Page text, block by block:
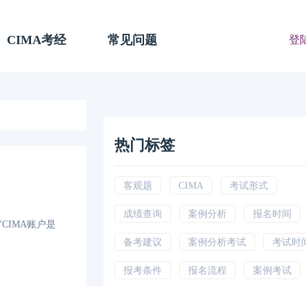
CIMA考经 常见问题 登
账户是
热门标签
客观题 CIMA 考试形式
成绩查询 案例分析 报名时间
备考建议 案例分析考试 考试时
报考条件 报名流程 案例考试